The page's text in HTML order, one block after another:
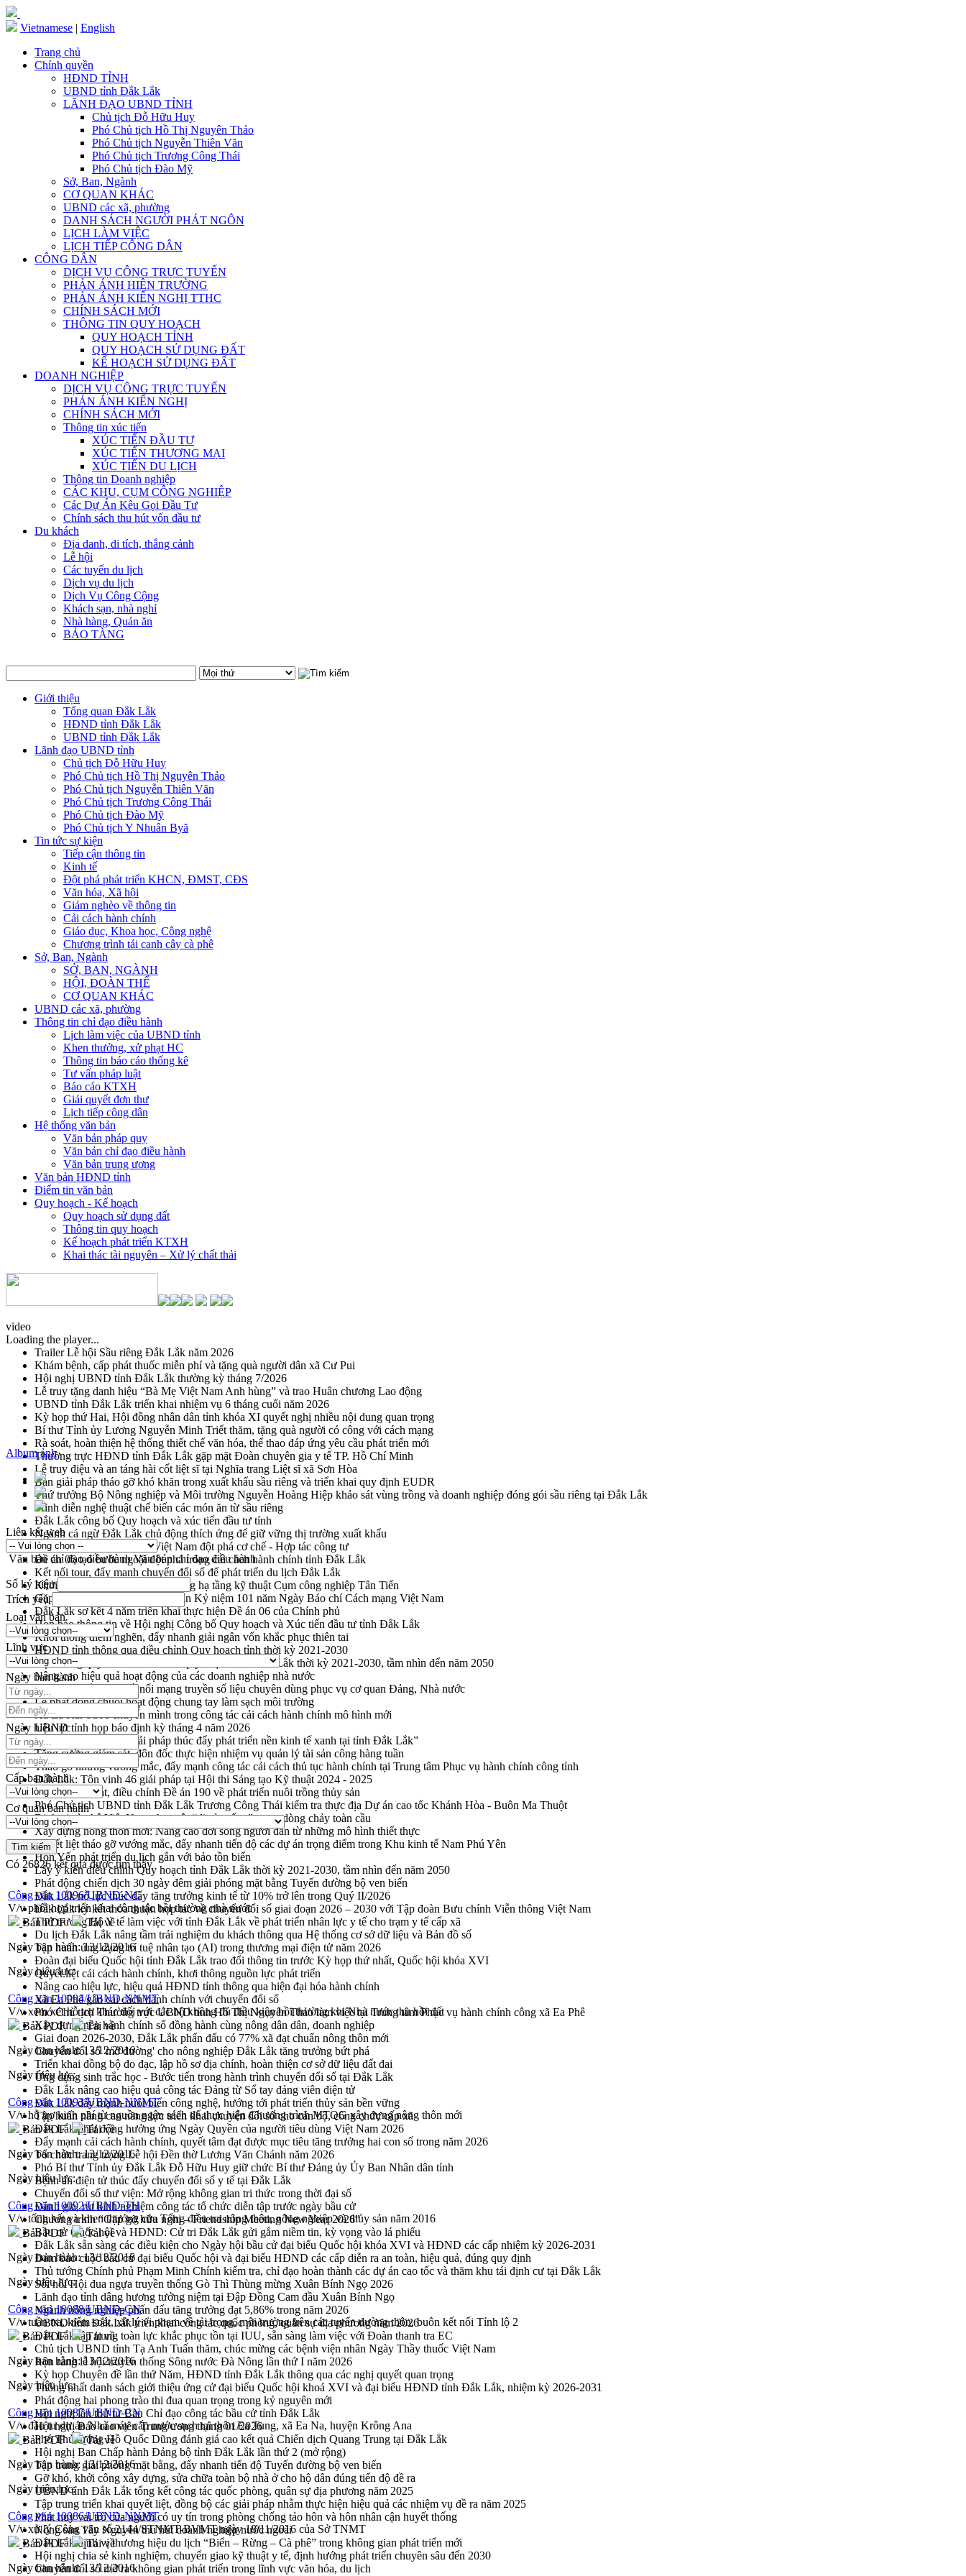
Vietnamese | English
Trang chủ
Chính quyền
HĐND TỈNH
UBND tỉnh Đắk Lắk
LÃNH ĐẠO UBND TỈNH
Chủ tịch Đỗ Hữu Huy
Phó Chủ tịch Hồ Thị Nguyên Thảo
Phó Chủ tịch Nguyễn Thiên Văn
Phó Chủ tịch Trương Công Thái
Phó Chủ tịch Đào Mỹ
Sở, Ban, Ngành
CƠ QUAN KHÁC
UBND các xã, phường
DANH SÁCH NGƯỜI PHÁT NGÔN
LỊCH LÀM VIỆC
LỊCH TIẾP CÔNG DÂN
CÔNG DÂN
DỊCH VỤ CÔNG TRỰC TUYẾN
PHẢN ÁNH HIỆN TRƯỜNG
PHẢN ÁNH KIẾN NGHỊ TTHC
CHÍNH SÁCH MỚI
THÔNG TIN QUY HOẠCH
QUY HOẠCH TỈNH
QUY HOẠCH SỬ DỤNG ĐẤT
KẾ HOẠCH SỬ DỤNG ĐẤT
DOANH NGHIỆP
DỊCH VỤ CÔNG TRỰC TUYẾN
PHẢN ÁNH KIẾN NGHỊ
CHÍNH SÁCH MỚI
Thông tin xúc tiến
XÚC TIẾN ĐẦU TƯ
XÚC TIẾN THƯƠNG MẠI
XÚC TIẾN DU LỊCH
Thông tin Doanh nghiệp
CÁC KHU, CỤM CÔNG NGHIỆP
Các Dự Án Kêu Gọi Đầu Tư
Chính sách thu hút vốn đầu tư
Du khách
Địa danh, di tích, thắng cảnh
Lễ hội
Các tuyến du lịch
Dịch vụ du lịch
Dịch Vụ Công Cộng
Khách sạn, nhà nghỉ
Nhà hàng, Quán ăn
BẢO TÀNG
Giới thiệu
Tổng quan Đắk Lắk
HĐND tỉnh Đắk Lắk
UBND tỉnh Đắk Lắk
Lãnh đạo UBND tỉnh
Chủ tịch Đỗ Hữu Huy
Phó Chủ tịch Hồ Thị Nguyên Thảo
Phó Chủ tịch Nguyễn Thiên Văn
Phó Chủ tịch Trương Công Thái
Phó Chủ tịch Đào Mỹ
Phó Chủ tịch Y Nhuân Byă
Tin tức sự kiện
Tiếp cận thông tin
Kinh tế
Đột phá phát triển KHCN, ĐMST, CĐS
Văn hóa, Xã hội
Giảm nghèo về thông tin
Cải cách hành chính
Giáo dục, Khoa học, Công nghệ
Chương trình tái canh cây cà phê
Sở, Ban, Ngành
SỞ, BAN, NGÀNH
HỘI, ĐOÀN THỂ
CƠ QUAN KHÁC
UBND các xã, phường
Thông tin chỉ đạo điều hành
Lịch làm việc của UBND tỉnh
Khen thưởng, xử phạt HC
Thông tin báo cáo thống kê
Tư vấn pháp luật
Báo cáo KTXH
Giải quyết đơn thư
Lịch tiếp công dân
Hệ thống văn bản
Văn bản pháp quy
Văn bản chỉ đạo điều hành
Văn bản trung ương
Văn bản HĐND tỉnh
Điểm tin văn bản
Quy hoạch - Kế hoạch
Quy hoạch sử dụng đất
Thông tin quy hoạch
Kế hoạch phát triển KTXH
Khai thác tài nguyên – Xử lý chất thải
video
Loading the player...
Trailer Lễ hội Sầu riêng Đắk Lắk năm 2026
Khám bệnh, cấp phát thuốc miễn phí và tặng quà người dân xã Cư Pui
Hội nghị UBND tỉnh Đắk Lắk thường kỳ tháng 7/2026
Lễ truy tặng danh hiệu “Bà Mẹ Việt Nam Anh hùng” và trao Huân chương Lao động
UBND tỉnh Đắk Lắk triển khai nhiệm vụ 6 tháng cuối năm 2026
Kỳ họp thứ Hai, Hội đồng nhân dân tỉnh khóa XI quyết nghị nhiều nội dung quan trọng
Bí thư Tỉnh ủy Lương Nguyễn Minh Triết thăm, tặng quà người có công với cách mạng
Rà soát, hoàn thiện hệ thống thiết chế văn hóa, thể thao đáp ứng yêu cầu phát triển mới
Thường trực HĐND tỉnh Đắk Lắk gặp mặt Đoàn chuyên gia y tế TP. Hồ Chí Minh
Lễ truy điệu và an táng hài cốt liệt sĩ tại Nghĩa trang Liệt sĩ xã Sơn Hòa
Bàn giải pháp tháo gỡ khó khăn trong xuất khẩu sầu riêng và triển khai quy định EUDR
Thứ trưởng Bộ Nông nghiệp và Môi trường Nguyễn Hoàng Hiệp khảo sát vùng trồng và doanh nghiệp đóng gói sầu riêng tại Đắk Lắk
Trình diễn nghệ thuật chế biến các món ăn từ sầu riêng
Đắk Lắk công bố Quy hoạch và xúc tiến đầu tư tỉnh
Ngành cá ngừ Đắk Lắk chủ động thích ứng để giữ vững thị trường xuất khẩu
Diễn đàn Kinh tế tư nhân Việt Nam đột phá cơ chế - Hợp tác công tư
Đề án 06 tạo bước ngoặt đột phá trong cải cách hành chính tỉnh Đắk Lắk
Kết nối tour, đẩy mạnh chuyển đổi số để phát triển du lịch Đắk Lắk
Khởi động Dự án Đầu tư xây dựng hạ tầng kỹ thuật Cụm công nghiệp Tân Tiến
Gặp mặt các cơ quan báo chí nhân Kỷ niệm 101 năm Ngày Báo chí Cách mạng Việt Nam
Đắk Lắk sơ kết 4 năm triển khai thực hiện Đề án 06 của Chính phủ
Họp báo thông tin về Hội nghị Công bố Quy hoạch và Xúc tiến đầu tư tỉnh Đắk Lắk
Khơi thông điểm nghẽn, đẩy nhanh giải ngân vốn khắc phục thiên tai
HĐND tỉnh thông qua điều chỉnh Quy hoạch tỉnh thời kỳ 2021-2030
Hội thảo góp ý hồ sơ điều chỉnh quy hoạch tỉnh Đắk Lắk thời kỳ 2021-2030, tầm nhìn đến năm 2050
Nâng cao hiệu quả hoạt động của các doanh nghiệp nhà nước
Hội nghị triển khai kết nối mạng truyền số liệu chuyên dùng phục vụ cơ quan Đảng, Nhà nước
Lễ phát động chuỗi hoạt động chung tay làm sạch môi trường
Xã Ea Kar bước chuyển mình trong công tác cải cách hành chính mô hình mới
UBND tỉnh họp báo định kỳ tháng 4 năm 2026
Hội thảo khoa học “Giải pháp thúc đẩy phát triển nền kinh tế xanh tại tỉnh Đắk Lắk”
Tăng cường giám sát, đôn đốc thực hiện nhiệm vụ quản lý tài sản công hàng tuần
Tháo gỡ những vướng mắc, đẩy mạnh công tác cải cách thủ tục hành chính tại Trung tâm Phục vụ hành chính công tỉnh
Đắk Lắk: Tôn vinh 46 giải pháp tại Hội thi Sáng tạo Kỹ thuật 2024 - 2025
Đắk Lắk rà soát, điều chỉnh Đề án 190 về phát triển nuôi trồng thủy sản
Phó Chủ tịch UBND tỉnh Đắk Lắk Trương Công Thái kiểm tra thực địa Dự án cao tốc Khánh Hòa - Buôn Ma Thuột
Định vị cà phê Việt Nam như một “di sản sống” trong dòng chảy toàn cầu
Xây dựng nông thôn mới: Nâng cao đời sống người dân từ những mô hình thiết thực
Quyết liệt tháo gỡ vướng mắc, đẩy nhanh tiến độ các dự án trọng điểm trong Khu kinh tế Nam Phú Yên
Hòn Yến phát triển du lịch gắn với bảo tồn biển
Lấy ý kiến điều chỉnh Quy hoạch tỉnh Đắk Lắk thời kỳ 2021-2030, tầm nhìn đến năm 2050
Phát động chiến dịch 30 ngày đêm giải phóng mặt bằng Tuyến đường bộ ven biển
Đắk Lắk nỗ lực thúc đẩy tăng trưởng kinh tế từ 10% trở lên trong Quý II/2026
Đắk Lắk ký kết thỏa thuận hợp tác về chuyển đổi số giai đoạn 2026 – 2030 với Tập đoàn Bưu chính Viễn thông Việt Nam
Thứ trưởng Bộ Y tế làm việc với tỉnh Đắk Lắk về phát triển nhân lực y tế cho trạm y tế cấp xã
Du lịch Đắk Lắk nâng tầm trải nghiệm du khách thông qua Hệ thống cơ sở dữ liệu và Bản đồ số
Tập huấn ứng dụng trí tuệ nhân tạo (AI) trong thương mại điện tử năm 2026
Đoàn đại biểu Quốc hội tỉnh Đắk Lắk trao đổi thông tin trước Kỳ họp thứ nhất, Quốc hội khóa XVI
Quyết liệt cải cách hành chính, khơi thông nguồn lực phát triển
Nâng cao hiệu lực, hiệu quả HĐND tỉnh thông qua hiện đại hóa hành chính
Xã Ea Phê gắn cải cách hành chính với chuyển đổi số
Phó Chủ tịch Thường trực UBND tỉnh Hồ Thị Nguyên Thảo làm việc tại Trung tâm Phục vụ hành chính công xã Ea Phê
Xây dựng nền hành chính số đồng hành cùng nông dân dân, doanh nghiệp
Giai đoạn 2026-2030, Đắk Lắk phấn đấu có 77% xã đạt chuẩn nông thôn mới
Chuyển đổi số 'mở đường' cho nông nghiệp Đắk Lắk tăng trưởng bứt phá
Triển khai đồng bộ đo đạc, lập hồ sơ địa chính, hoàn thiện cơ sở dữ liệu đất đai
Ứng dụng sinh trắc học - Bước tiến trong hành trình chuyển đổi số tại Đắk Lắk
Đắk Lắk nâng cao hiệu quả công tác Đảng từ Sổ tay đảng viên điện tử
Đắk Lắk đẩy mạnh nuôi biển công nghệ, hướng tới phát triển thủy sản bền vững
Tập huấn nâng cao năng lực triển khai chuyển đổi số cho cán bộ, công chức cấp xã
Đắk Lắk phát động hưởng ứng Ngày Quyền của người tiêu dùng Việt Nam 2026
Đẩy mạnh cải cách hành chính, quyết tâm đạt được mục tiêu tăng trưởng hai con số trong năm 2026
Tổ chức trang trọng Lễ hội Đền thờ Lương Văn Chánh năm 2026
Phó Bí thư Tỉnh ủy Đắk Lắk Đỗ Hữu Huy giữ chức Bí thư Đảng ủy Ủy Ban Nhân dân tỉnh
Bệnh án điện tử thúc đẩy chuyển đổi số y tế tại Đắk Lắk
Chuyển đổi số thư viện: Mở rộng không gian tri thức trong thời đại số
Đánh giá, rút kinh nghiệm công tác tổ chức diễn tập trước ngày bầu cử
Chương trình “Gặp gỡ hữu nghị – Friendship Meeting New Year 2026”
Bầu cử Quốc hội và HĐND: Cử tri Đắk Lắk gửi gắm niềm tin, kỳ vọng vào lá phiếu
Đắk Lắk sẵn sàng các điều kiện cho Ngày hội bầu cử đại biểu Quốc hội khóa XVI và HĐND các cấp nhiệm kỳ 2026-2031
Đảm bảo cuộc bầu cử đại biểu Quốc hội và đại biểu HĐND các cấp diễn ra an toàn, hiệu quả, đúng quy định
Thủ tướng Chính phủ Phạm Minh Chính kiểm tra, chỉ đạo hoàn thành các dự án cao tốc và thăm khu tái định cư tại Đắk Lắk
Sôi nổi Hội đua ngựa truyền thống Gò Thì Thùng mừng Xuân Bính Ngọ 2026
Lãnh đạo tỉnh dâng hương tưởng niệm tại Đập Đồng Cam đầu Xuân Bính Ngọ
Ngành nông nghiệp phấn đấu tăng trưởng đạt 5,86% trong năm 2026
UBND tỉnh Đắk Lắk triển khai công tác quốc phòng, quân sự địa phương năm 2026
Đắk Lắk tập trung toàn lực khắc phục tồn tại IUU, sẵn sàng làm việc với Đoàn thanh tra EC
Chủ tịch UBND tỉnh Tạ Anh Tuấn thăm, chúc mừng các bệnh viện nhân Ngày Thầy thuốc Việt Nam
Rộn ràng lễ hội truyền thống Sông nước Đà Nông lần thứ I năm 2026
Kỳ họp Chuyên đề lần thứ Năm, HĐND tỉnh Đắk Lắk thông qua các nghị quyết quan trọng
Thống nhất danh sách giới thiệu ứng cử đại biểu Quốc hội khoá XVI và đại biểu HĐND tỉnh Đắk Lắk, nhiệm kỳ 2026-2031
Phát động hai phong trào thi đua quan trọng trong kỷ nguyên mới
Hội nghị lần thứ tư Ban Chỉ đạo công tác bầu cử tỉnh Đắk Lắk
Hội nghị Báo cáo viên Trung ương tháng 01/2026
Phó Thủ tướng Hồ Quốc Dũng đánh giá cao kết quả Chiến dịch Quang Trung tại Đắk Lắk
Hội nghị Ban Chấp hành Đảng bộ tỉnh Đắk Lắk lần thứ 2 (mở rộng)
Tập trung giải phóng mặt bằng, đẩy nhanh tiến độ Tuyến đường bộ ven biển
Gỡ khó, khởi công xây dựng, sửa chữa toàn bộ nhà ở cho hộ dân đúng tiến độ đề ra
UBND tỉnh Đắk Lắk tổng kết công tác quốc phòng, quân sự địa phương năm 2025
Tập trung triển khai quyết liệt, đồng bộ các giải pháp nhằm thực hiện hiệu quả các nhiệm vụ đề ra năm 2025
Phát huy vai trò của người có uy tín trong phòng chống tảo hôn và hôn nhân cận huyết thống
Nông sản Tây Nguyên thu hút doanh nghiệp nước ngoài
Đắk Lắk định vị thương hiệu du lịch “Biển – Rừng – Cà phê” trong không gian phát triển mới
Hội nghị chia sẻ kinh nghiệm, chuyển giao kỹ thuật y tế, định hướng phát triển chuyên sâu đến 2030
Chuyển đổi số mở ra không gian phát triển trong lĩnh vực văn hóa, du lịch
Album ảnh
Liên kết web
Văn bản chỉ đạo điều hành Văn bản chỉ đạo điều hành
Số ký hiệu
Trích yếu
Loại văn bản
Lĩnh vực
Ngày ban hành
Ngày hiệu lực
Cấp ban hành
Cơ quan ban hành
Có 26826kết quả được tìm thấy
Công văn 10096/UBND-NC
V/v phối hợp triển khai công tác bồi thường nhà nước
Bản PDF
Tải về
Ngày ban hành:13/12/2016
Ngày hiệu lực:
Công văn 10094/UBND-NNMT
V/v xem xét hỗ trợ khác đối với các hộ không đủ điều kiện bồi thường khi Nhà nước thu hồi đất
Bản PDF
Tải về
Ngày ban hành:13/12/2016
Ngày hiệu lực:
Công văn 10093/UBND-NNMT
V/v hỗ trợ kinh phí từ nguồn ngân sách để thực hiện Chương trình MTQG xây dựng nông thôn mới
Bản PDF
Tải về
Ngày ban hành:13/12/2016
Ngày hiệu lực:
Công văn 10092/UBND-TH
V/v tổng kết và khen thưởng của Tổng điều tra nông thôn, nông nghiệp và thủy sản năm 2016
Bản PDF
Tải về
Ngày ban hành:13/12/2016
Ngày hiệu lực:
Công văn 10088/UBND-CN
V/v tuần tra, kiểm soát, xử lý vi phạm về tải trọng, môi trường trên các tuyến đường thôn, buôn kết nối Tỉnh lộ 2
Bản PDF
Tải về
Ngày ban hành:13/12/2016
Ngày hiệu lực:
Công văn 10087/UBND-CN
V/v đầu tư dự án Nhà máy cấp nước sạch tại thôn Ea Tung, xã Ea Na, huyện Krông Ana
Bản PDF
Tải về
Ngày ban hành: 13/12/2016
Ngày hiệu lực:
Công văn 10086/UBND-NNMT
V/v xử lý Công văn số 2144/STNMT-BVMT ngày 18/11/2016 của Sở TNMT
Bản PDF
Tải về
Ngày ban hành:13/12/2016